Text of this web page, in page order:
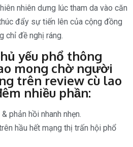
nhiên dưng lúc tham da vào căn
đẩy sự tiến lên của cộng đồng
chỉ đề nghị ráng.
yếu phổ thông
mong chờ người
trên review cù lao
nhiều phần:
phản hồi nhanh nhẹn.
hầu hết mạng thị trấn hội phổ